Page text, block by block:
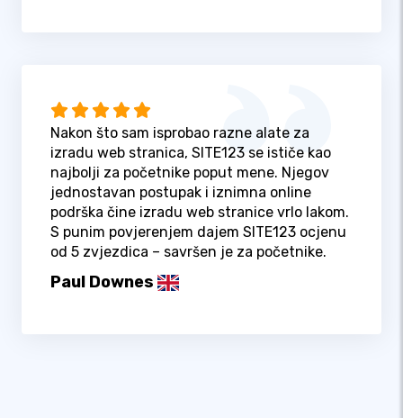
Nakon što sam isprobao razne alate za
izradu web stranica, SITE123 se ističe kao
najbolji za početnike poput mene. Njegov
jednostavan postupak i iznimna online
podrška čine izradu web stranice vrlo lakom.
S punim povjerenjem dajem SITE123 ocjenu
od 5 zvjezdica – savršen je za početnike.
Paul Downes